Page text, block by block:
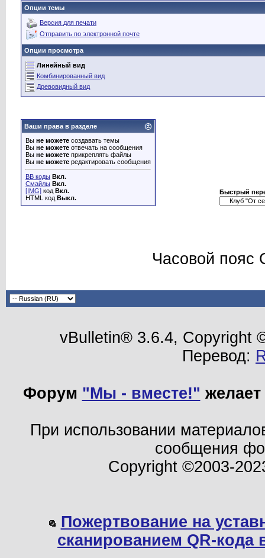
Опции темы
Версия для печати
Отправить по электронной почте
Опции просмотра
Линейный вид
Комбинированный вид
Древовидный вид
Ваши права в разделе
Вы не можете создавать темы
Вы не можете отвечать на сообщения
Вы не можете прикреплять файлы
Вы не можете редактировать сообщения
BB коды Вкл.
Смайлы Вкл.
[IMG] код Вкл.
HTML код Выкл.
Быстрый
Часовой пояс
vBulletin® 3.6.4, Copyright
Перевод:
Форум "Мы - вместе!"
При использовании
сообщения
Copyright ©2003-
Пожертвование на
сканированием QR-